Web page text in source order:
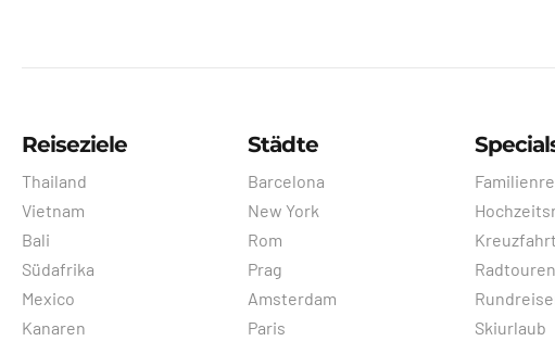
Reiseziele
Thailand
Vietnam
Bali
Südafrika
Mexico
Kanaren
Städte
Barcelona
New York
Rom
Prag
Amsterdam
Paris
Radtouren
Skiurlaub